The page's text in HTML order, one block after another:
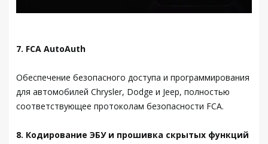
7. FCA AutoAuth
Обеспечение безопасного доступа и программирования
для автомобилей Chrysler, Dodge и Jeep, полностью
соответствующее протоколам безопасности FCA.
8. Кодирование ЭБУ и прошивка скрытых функций